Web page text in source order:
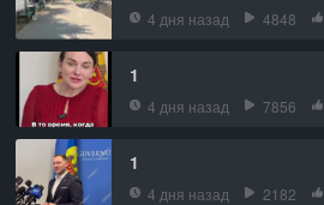
4 дня назад 4848
1
4 дня назад 7856
1
4 дня назад 2182